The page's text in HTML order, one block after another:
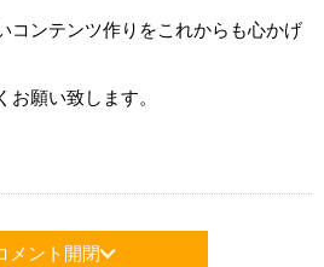
コンテンツ作りをこれからも心かげ
願い致します。
メント開閉